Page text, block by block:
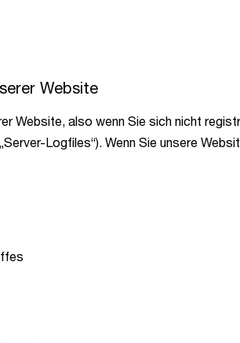
Website
Website, also wenn Sie sich nicht
Logfiles“). Wenn Sie unsere